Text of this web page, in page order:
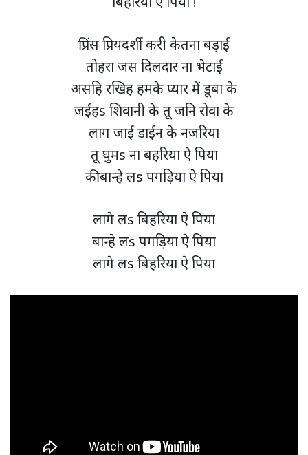
प्रिंस प्रियदर्शी करी केतना बड़ाई
तोहरा जस दिलदार ना भेटाई
असहि रखिह हमके प्यार में डूबा के
जईहs शिवानी के तू जनि रोवा के
लाग जाई डाईन के नजरिया
तू घुमs ना बहरिया ऐ पिया
की बान्हे लs पगड़िया ऐ पिया
लागे लs बिहरिया ऐ पिया
बान्हे लs पगड़िया ऐ पिया
लागे लs बिहरिया ऐ पिया